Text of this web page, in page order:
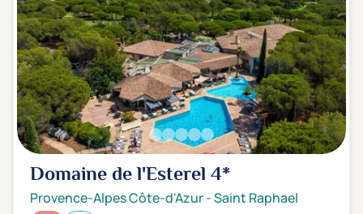
Domaine de l'Esterel4*
Provence-Alpes Côte-d'Azur-Saint Raphael